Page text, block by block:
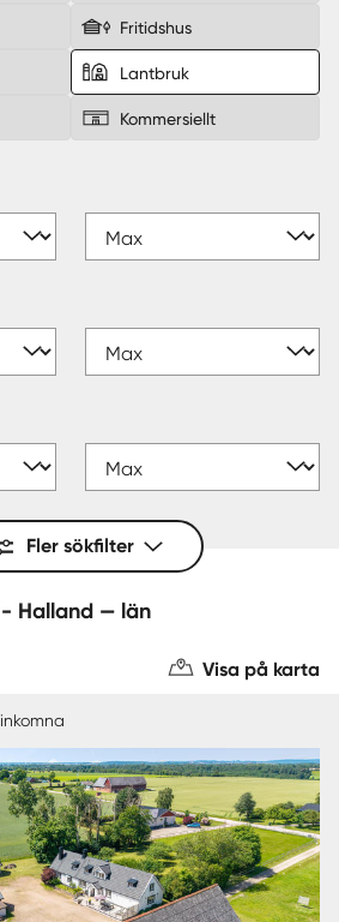
Fritidshus
Lantbruk
Kommersiellt
Fler sökfilter
5 lantbruk till salu - Halland — län
Visa på karta